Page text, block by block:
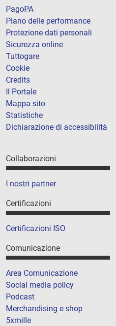
PagoPA
Piano delle performance
Protezione dati personali
Sicurezza online
Tuttogare
Cookie
Credits
Il Portale
Mappa sito
Statistiche
Dichiarazione di accessibilità
Collaborazioni
I nostri partner
Certificazioni
Certificazioni ISO
Comunicazione
Area Comunicazione
Social media policy
Podcast
Merchandising e shop
5xmille